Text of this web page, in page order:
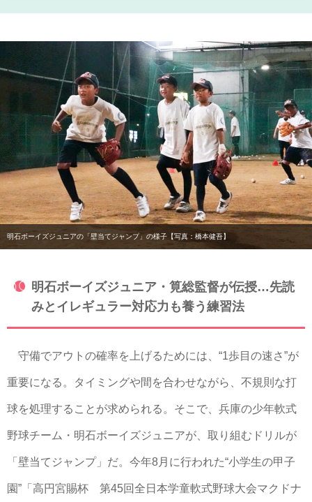
明石ボーイズジュニアの「壁当てジャンプ」の様子【写真：橋本健吾】
明石ボーイズジュニア・筧総監督が伝授…先読
みとイレギュラー対応力も養う練習法
守備でアウトの確率を上げるためには、“1歩目の速さ”が
重要になる。タイミングや間を合わせながら、不規則な打
球を処理することが求められる。そこで、兵庫の少年軟式
野球チーム・明石ボーイズジュニアが、取り組むドリルが
「壁当てジャンプ」だ。今年8月に行われた“小学生の甲子
園”「高円宮賜杯 第45回全日本学童軟式野球大会マクドナ